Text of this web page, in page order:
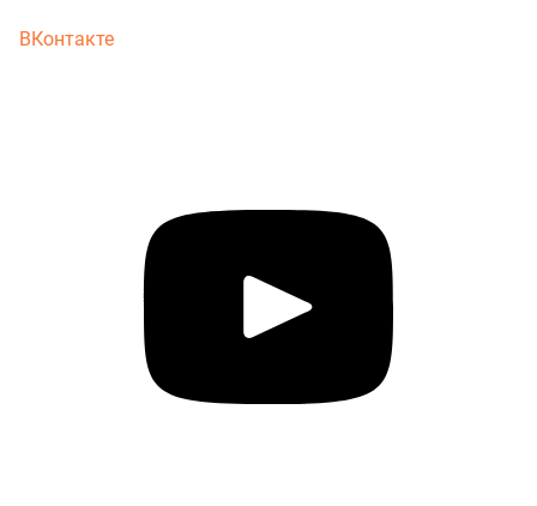
ВКонтакте